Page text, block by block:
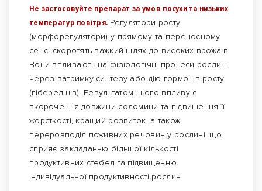
Не застосовуйте препарат за умов посухи та низьких
температур повітря. Регулятори росту
(морфорегулятори) у прямому та переносному
сенсі скоротять важкий шлях до високих врожаїв.
Вони впливають на фізіологічні процеси рослин
через затримку синтезу або дію гормонів росту
(гіберелінів). Результатом цього впливу є
вкорочення довжини соломини та підвищення її
жорсткості, кращий розвиток, а також
перерозподіл поживних речовин у рослині, що
сприяє закладанню більшої кількості
продуктивних стебел та підвищенню
індивідуальної продуктивності рослин.